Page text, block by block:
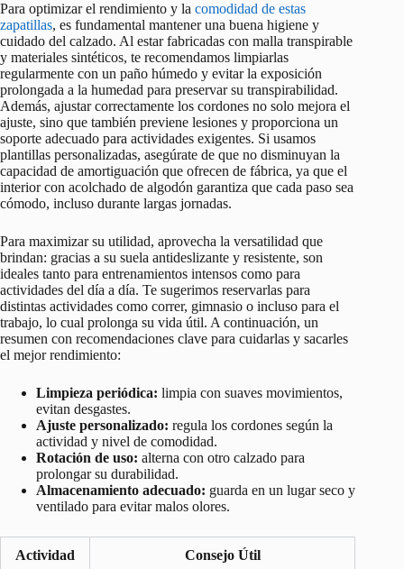
Para optimizar el rendimiento y la comodidad de estas
zapatillas, es fundamental mantener una buena higiene y
cuidado del calzado. Al estar fabricadas con malla transpirable
y materiales sintéticos, te recomendamos limpiarlas
regularmente con un paño húmedo y evitar la exposición
prolongada a la humedad para preservar su transpirabilidad.
Además, ajustar correctamente los cordones no solo mejora el
ajuste, sino que también previene lesiones y proporciona un
soporte adecuado para actividades exigentes. Si usamos
plantillas personalizadas, asegúrate de que no disminuyan la
capacidad de amortiguación que ofrecen de fábrica, ya que el
interior con acolchado de algodón garantiza que cada paso sea
cómodo, incluso durante largas jornadas.
Para maximizar su utilidad, aprovecha la versatilidad que
brindan: gracias a su suela antideslizante y resistente, son
ideales tanto para entrenamientos intensos como para
actividades del día a día. Te sugerimos reservarlas para
distintas actividades como correr, gimnasio o incluso para el
trabajo, lo cual prolonga su vida útil. A continuación, un
resumen con recomendaciones clave para cuidarlas y sacarles
el mejor rendimiento:
Limpieza periódica: limpia con suaves movimientos,
evitan desgastes.
Ajuste personalizado: regula los cordones según la
actividad y nivel de comodidad.
Rotación de uso: alterna con otro calzado para
prolongar su durabilidad.
Almacenamiento adecuado: guarda en un lugar seco y
ventilado para evitar malos olores.
Actividad Consejo Útil